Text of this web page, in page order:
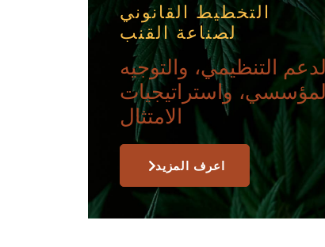
التخطيط القانوني
لصناعة القنب
التنظيمي، والتوجيه
واستراتيجيات
الامتثال
اعرف المزيد